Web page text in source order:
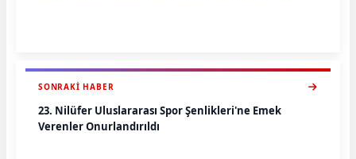
SONRAKI HABER
23. Nilüfer Uluslararası Spor Şenlikleri'ne Emek
Verenler Onurlandırıldı